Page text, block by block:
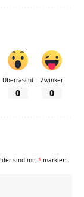
Überrascht
0
Zwinker
0
sind mit * markiert.